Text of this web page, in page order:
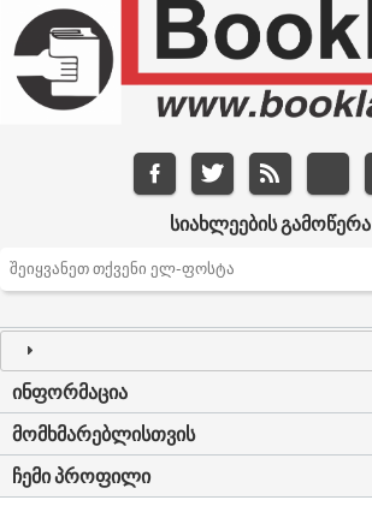
ᲡᲘᲐᲮᲚᲔᲔᲑᲘᲡ ᲒᲐᲛᲝᲬᲔᲠᲐ
ᲘᲜᲤᲝᲠᲛᲐᲪᲘᲐ
ᲛᲝᲛᲮᲛᲐᲠᲔᲑᲚᲘᲡᲗᲕᲘᲡ
ᲩᲔᲛᲘ ᲞᲠᲝᲤᲘᲚᲘ